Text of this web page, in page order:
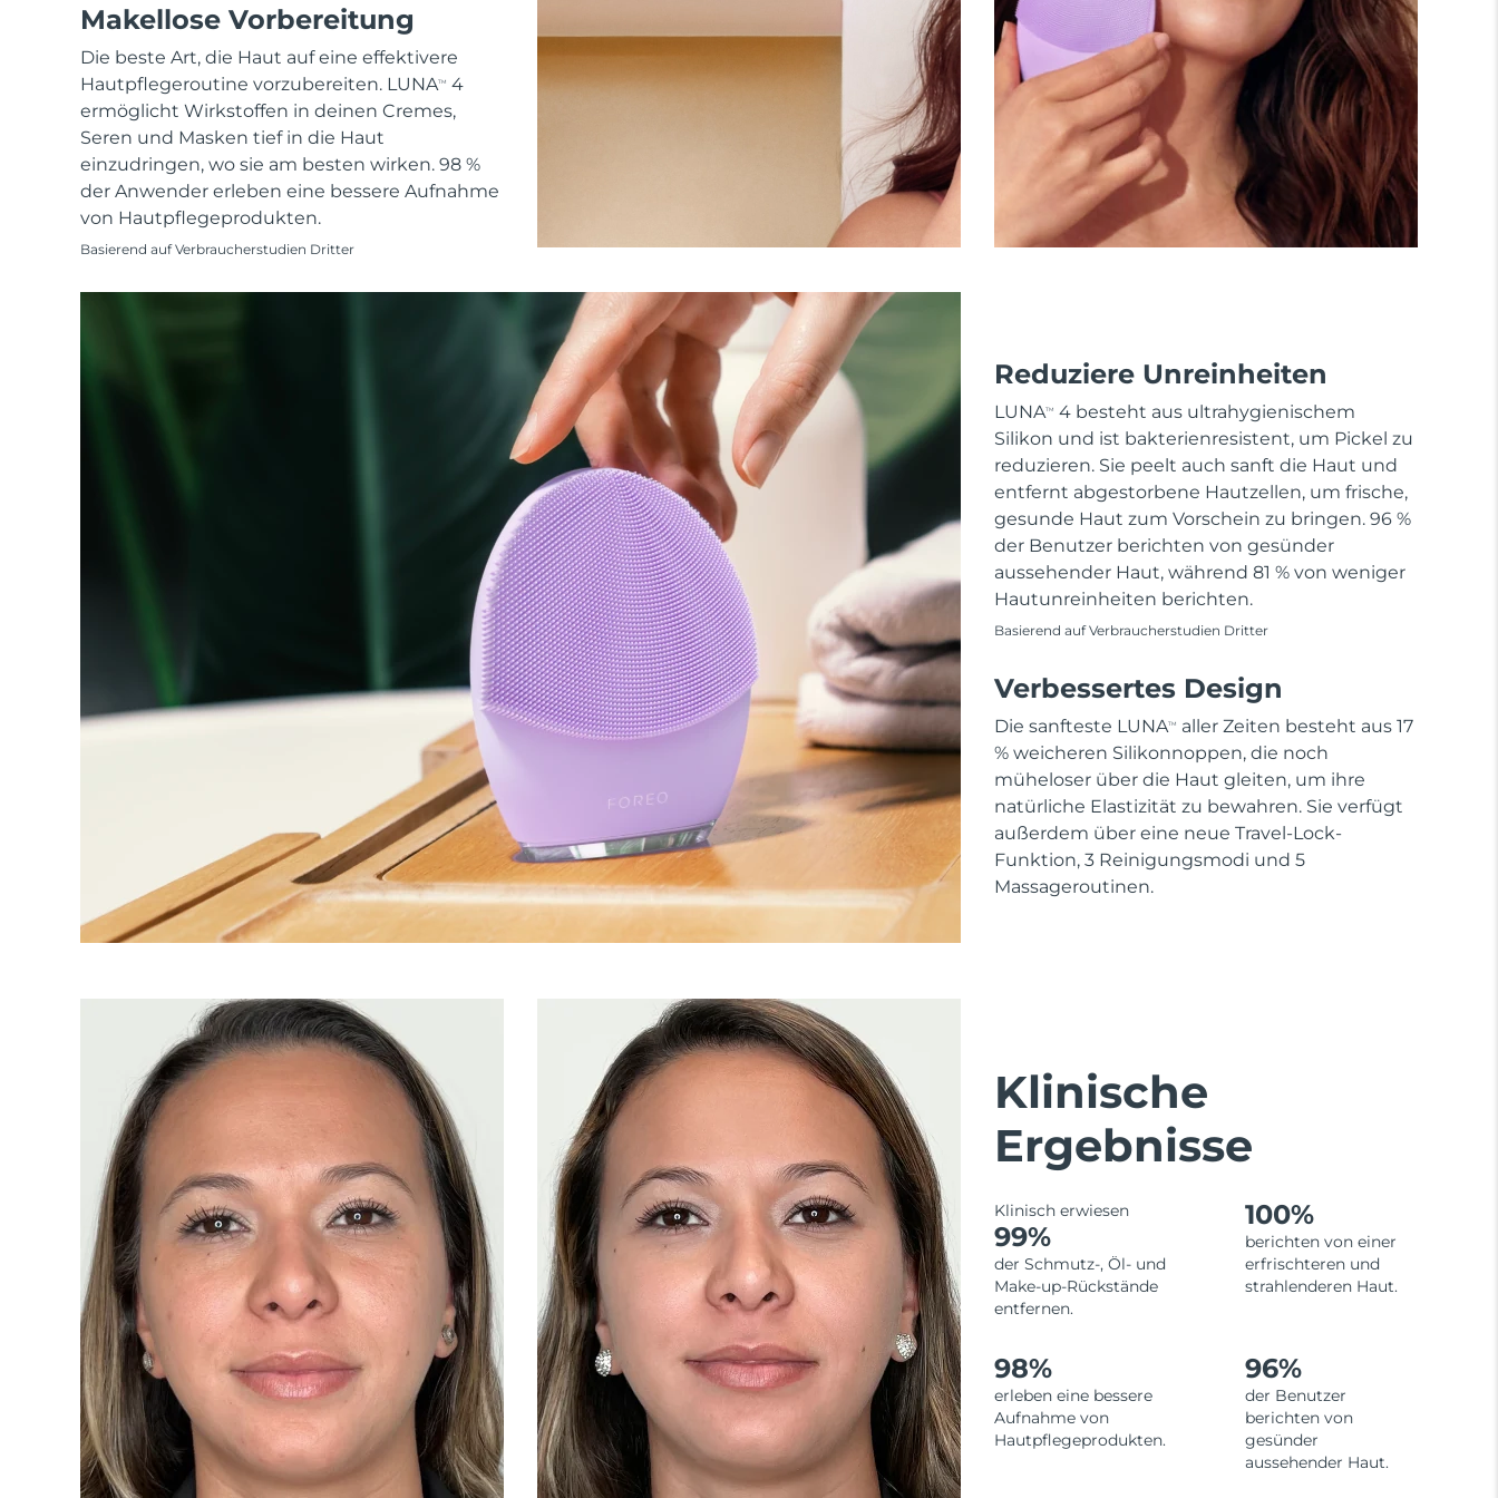
Makellose Vorbereitung
Die beste Art, die Haut auf eine effektivere
Hautpflegeroutine vorzubereiten. LUNATM
4
ermöglicht Wirkstoffen in deinen Cremes,
Seren und Masken tief in die Haut
einzudringen, wo sie am besten wirken. 98 %
der Anwender erleben eine bessere Aufnahme
von Hautpflegeprodukten.
Basierend auf Verbraucherstudien Dritter
Reduziere Unreinheiten
LUNATM
4 besteht aus ultrahygienischem
Silikon und ist bakterienresistent, um Pickel zu
reduzieren. Sie peelt auch sanft die Haut und
entfernt abgestorbene Hautzellen, um frische,
gesunde Haut zum Vorschein zu bringen. 96 %
der Benutzer berichten von gesünder
aussehender Haut, während 81 % von weniger
Hautunreinheiten berichten.
Basierend auf Verbraucherstudien Dritter
Verbessertes Design
Die sanfteste LUNATM
aller Zeiten besteht aus 17
% weicheren Silikonnoppen, die noch
müheloser über die Haut gleiten, um ihre
natürliche Elastizität zu bewahren. Sie verfügt
außerdem über eine neue Travel-Lock-
Funktion, 3 Reinigungsmodi und 5
Massageroutinen.
Klinische
Ergebnisse
Klinisch erwiesen
99%
der Schmutz-, Öl- und
Make-up-Rückstände
entfernen.
100%
berichten von einer
erfrischteren und
strahlenderen Haut.
98%
erleben eine bessere
Aufnahme von
Hautpflegeprodukten.
96%
der Benutzer
berichten von
gesünder
aussehender Haut.
All acne treatment devices
All revitalizing eye massagers
KIWI™ skincare
Advanced pore care essentials
Serum
issa™ Teeth Whitening Gel
18% PAP
Kosmetik Männer
Kaufe alles